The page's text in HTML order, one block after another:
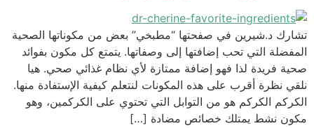
تشارك د.شيرين في صفحتها “مطبخي” بعض من مكوناتها الصحية
المفضلة التي تحب إضافتها إلى وصفاتها. يتمتع كل مكون بفوائد
صحية فريدة لذا فهو إضافة ممتازة لأي نظام غذائي صحي. هيا
نلقي نظرة أقرب على هذه المكونات لنتعلم كيفية الإستفادة منها.
الكركم الكركم هو من التوابل التي تحتوي على الكركمين، وهو
مكون نشط يمتلك خصائص مضادة […]